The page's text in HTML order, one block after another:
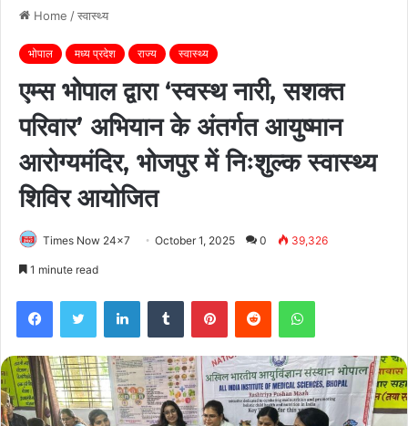
Home /स्वास्थ्य
भोपाल मध्य प्रदेश राज्य स्वास्थ्य
एम्स भोपाल द्वारा ‘स्वस्थ नारी, सशक्त
परिवार’ अभियान के अंतर्गत आयुष्मान
आरोग्यमंदिर, भोजपुर में निःशुल्क स्वास्थ्य
शिविर आयोजित
Times Now 24x7 October 1, 2025 0 39,326
1 minute read
FacebookTwitter LinkedInTumblr PinterestReddit WhatsApp